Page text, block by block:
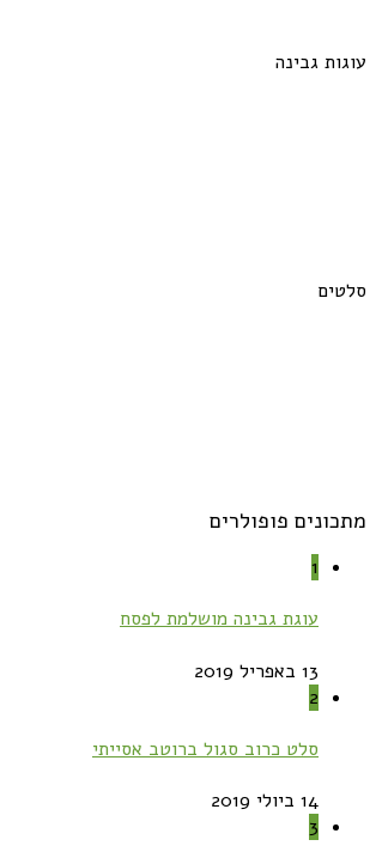
עוגות גבינה
סלטים
מתכונים פופולרים
1
עוגת גבינה מושלמת לפסח
13 באפריל 2019
2
סלט כרוב סגול ברוטב אסייתי
14 ביולי 2019
3